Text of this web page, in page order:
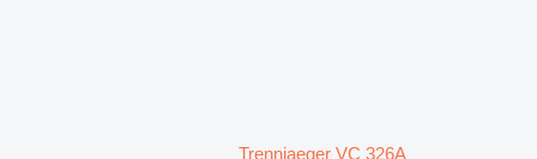
Trennjaeger VC 326A